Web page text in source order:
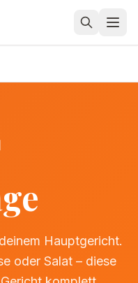
Hauptgericht.
oder Salat – diese